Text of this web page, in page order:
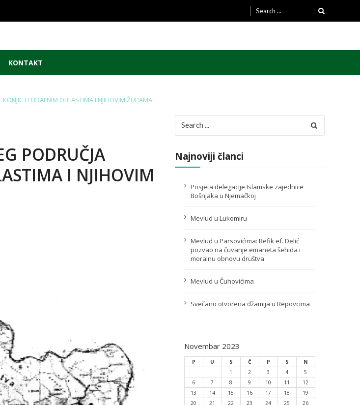
Search
for:
KONTAKT
KONJIC FEUDALNIM OBLASTIMA I NJIHOVIM ŽUPAMA
PODRUČJA
I NJIHOVIM
for:
Najnoviji članci
Posjeta delegacije Islamske zajednice
Bošnjaka u Njemačkoj
Mevlud u Lukomiru
Mevlud u Parsovićima: Refik ef. Delić
pozvao na čuvanje emaneta šehida i
moralnu obnovu društva
Mevlud u Čuhovićima
Svečano otvorena džamija u Repovcima
Novembar 2023
P U S Č P S
N
1
2 3 4
5
6
7 8 9 10 11
12
13
14 15 16 17 18
19
20
21 22 23 24 25
26